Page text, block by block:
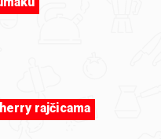
rajčicama